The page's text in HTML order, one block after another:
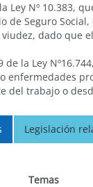
Ley Nº 10.383,
de Seguro
dado que
la Ley
enfermedades
del trabajo o
Legislación
Temas